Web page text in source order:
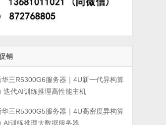
销
华三R5300G6服务器｜4U新一代异构算
迭代AI训练推理高性能主机
华三R5300G5服务器｜4U高密度异构算
AI训练推理大数据服务器